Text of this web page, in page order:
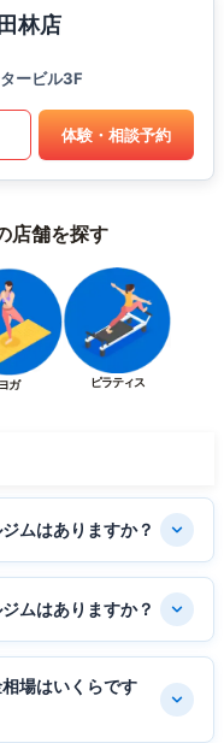
林店
ービル3F
体験・相談予約
店舗を探す
ヨガ ピラティス
ムはありますか？
ムはありますか？
場はいくらです